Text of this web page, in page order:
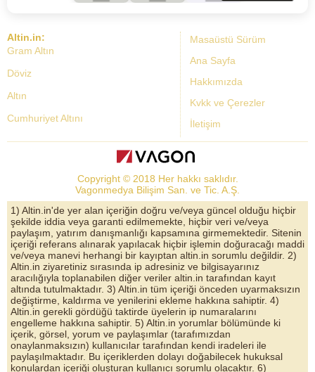
Masaüstü Sürüm
Ana Sayfa
Hakkımızda
Kvkk ve Çerezler
İletişim
Altin.in:
Gram Altın
Döviz
Altın
Cumhuriyet Altını
Dolar Kuru
Altın Yorumları
Döviz Kurları
Çeyrek Altın
Bitcoin
Euro/Dolar Parite
Sterlin
Döviz Arşivi
Copyright © 2018 Her hakkı saklıdır.
Vagonmedya Bilişim San. ve Tic. A.Ş.
1) Altin.in'de yer alan içeriğin doğru ve/veya güncel olduğu hiçbir
şekilde iddia veya garanti edilmemekte, hiçbir veri ve/veya
paylaşım, yatırım danışmanlığı kapsamına girmemektedir. Sitenin
içeriği referans alınarak yapılacak hiçbir işlemin doğuracağı maddi
ve/veya manevi herhangi bir kayıptan altin.in sorumlu değildir. 2)
Altin.in ziyaretiniz sırasında ip adresiniz ve bilgisayarınız
aracılığıyla toplanabilen diğer veriler altin.in tarafından kayıt
altında tutulmaktadır. 3) Altin.in tüm içeriği önceden uyarmaksızın
değiştirme, kaldırma ve yenilerini ekleme hakkına sahiptir. 4)
Altin.in gerekli gördüğü taktirde üyelerin ip numaralarını
engelleme hakkına sahiptir. 5) Altin.in yorumlar bölümünde ki
içerik, görsel, yorum ve paylaşımlar (tarafımızdan
onaylanmaksızın) kullanıcılar tarafından kendi iradeleri ile
paylaşılmaktadır. Bu içeriklerden dolayı doğabilecek hukuksal
konulardan içeriği oluşturan kullanıcı sorumlu olacaktır. 6)